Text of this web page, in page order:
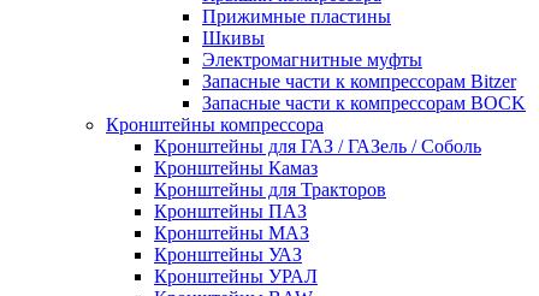
Прижимные пластины
Шкивы
Электромагнитные муфты
Запасные части к компрессорам Bitzer
Запасные части к компрессорам BOCK
Кронштейны компрессора
Кронштейны для ГАЗ / ГАЗель / Соболь
Кронштейны Камаз
Кронштейны для Тракторов
Кронштейны ПАЗ
Кронштейны МАЗ
Кронштейны УАЗ
Кронштейны УРАЛ